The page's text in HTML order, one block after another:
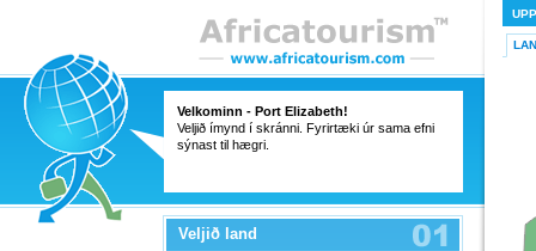
Velkominn - Port Elizabeth!
Veljið ímynd í skránni. Fyrirtæki úr sama efni
sýnast til hægri.
Veljið land